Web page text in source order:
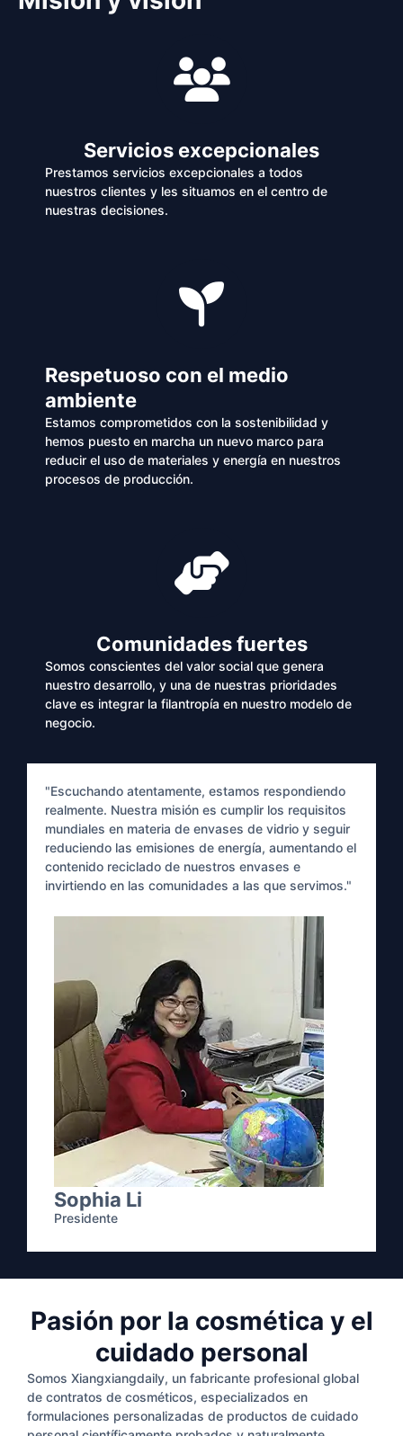
Servicios excepcionales
Prestamos servicios excepcionales a todos
nuestros clientes y les situamos en el centro de
nuestras decisiones.
Respetuoso con el medio
ambiente
Estamos comprometidos con la sostenibilidad y
hemos puesto en marcha un nuevo marco para
reducir el uso de materiales y energía en nuestros
procesos de producción.
Comunidades fuertes
Somos conscientes del valor social que genera
nuestro desarrollo, y una de nuestras prioridades
clave es integrar la filantropía en nuestro modelo de
negocio.
"Escuchando atentamente, estamos respondiendo
realmente. Nuestra misión es cumplir los requisitos
mundiales en materia de envases de vidrio y seguir
reduciendo las emisiones de energía, aumentando el
contenido reciclado de nuestros envases e
invirtiendo en las comunidades a las que servimos."
Sophia Li
Presidente
Pasión por la cosmética y el
cuidado personal
Somos Xiangxiangdaily, un fabricante profesional global
de contratos de cosméticos, especializados en
formulaciones personalizadas de productos de cuidado